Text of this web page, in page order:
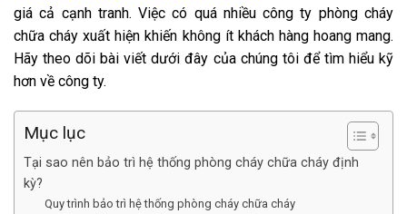
giá cả cạnh tranh. Việc có quá nhiều công ty phòng cháy
chữa cháy xuất hiện khiến không ít khách hàng hoang mang.
Hãy theo dõi bài viết dưới đây của chúng tôi để tìm hiểu kỹ
hơn về công ty.
Mục lục
Tại sao nên bảo trì hệ thống phòng cháy chữa cháy định
kỳ?
Quy trình bảo trì hệ thống phòng cháy chữa cháy